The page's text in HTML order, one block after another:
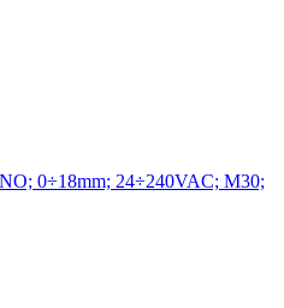
0÷18mm; 24÷240VAC; M30;